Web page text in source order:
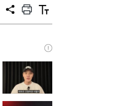
공
프
트
텍
트